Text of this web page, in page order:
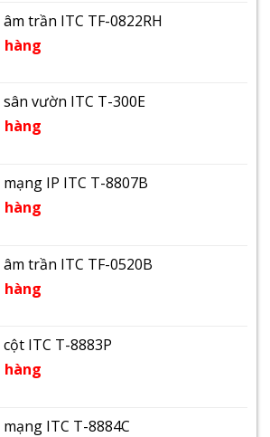
âm trần ITC TF-0822RH
hàng
sân vườn ITC T-300E
hàng
mạng IP ITC T-8807B
hàng
âm trần ITC TF-0520B
hàng
cột ITC T-8883P
hàng
mạng ITC T-8884C